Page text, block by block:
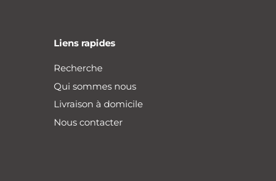
Liens rapides
Recherche
Qui sommes nous
Livraison à domicile
Nous contacter